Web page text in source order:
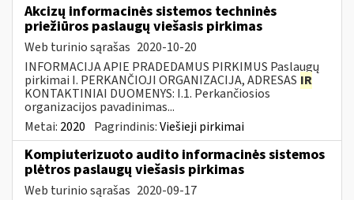
Akcizų informacinės sistemos techninės
priežiūros paslaugų viešasis pirkimas
Web turinio sąrašas 2020-10-20
INFORMACIJA APIE PRADEDAMUS PIRKIMUS Paslaugų
pirkimai I. PERKANČIOJI ORGANIZACIJA, ADRESAS IR
KONTAKTINIAI DUOMENYS: I.1. Perkančiosios
organizacijos pavadinimas...
Metai: 2020 Pagrindinis:Viešieji pirkimai
Kompiuterizuoto audito informacinės sistemos
plėtros paslaugų viešasis pirkimas
Web turinio sąrašas 2020-09-17